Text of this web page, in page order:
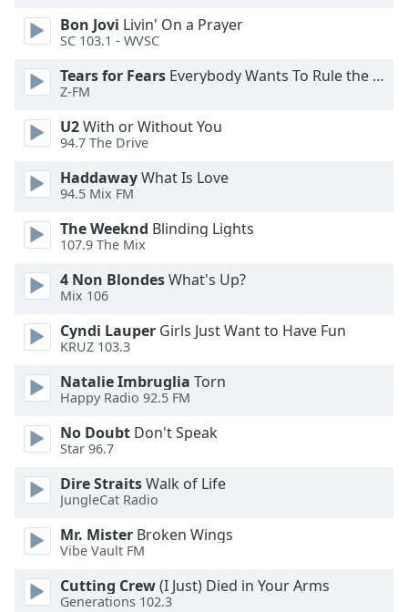
Text
Color
Opacity
Text
Background
Opacity
Caption
Area
Color
Opacity
Font
Size
Text
Edge
Style
Bon Jovi Livin' On a Prayer
SC 103.1 - WVSC
Tears for Fears Everybody Wants To Rule the World
Z-FM
U2With or Without You
94.7 The Drive
HaddawayWhat Is Love
94.5 Mix FM
The Weeknd Blinding Lights
107.9 The Mix
4 Non BlondesWhat's Up?
Mix 106
Cyndi Lauper Girls Just Want to Have Fun
KRUZ 103.3
Natalie Imbruglia Torn
Happy Radio 92.5 FM
No Doubt Don't Speak
Star 96.7
Dire StraitsWalk of Life
JungleCat Radio
Mr. Mister Broken Wings
Vibe Vault FM
Cutting Crew(I Just) Died in Your Arms
Generations 102.3